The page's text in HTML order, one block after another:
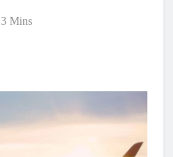
3 Mins